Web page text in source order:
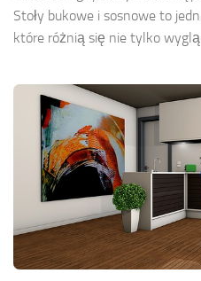
Stoły bukowe i sosnowe to
które różnią się nie tylko